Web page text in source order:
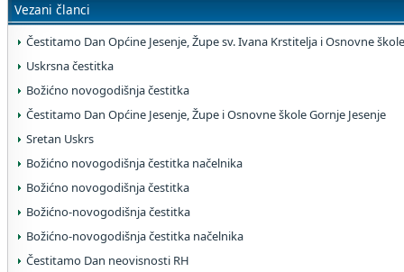
Vezani članci
Čestitamo Dan Općine Jesenje, Župe sv. Ivana Krstitelja i Osnovne
Uskrsna čestitka
Božićno novogodišnja čestitka
Čestitamo Dan Općine Jesenje, Župe i Osnovne škole Gornje Jesenje
Sretan Uskrs
Božićno novogodišnja čestitka načelnika
Božićno novogodišnja čestitka
Božićno-novogodišnja čestitka
Božićno-novogodišnja čestitka načelnika
Čestitamo Dan neovisnosti RH